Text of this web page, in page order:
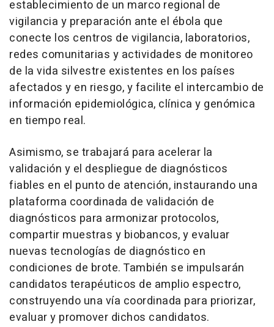
establecimiento de un marco regional de
vigilancia y preparación ante el ébola que
conecte los centros de vigilancia, laboratorios,
redes comunitarias y actividades de monitoreo
de la vida silvestre existentes en los países
afectados y en riesgo, y facilite el intercambio de
información epidemiológica, clínica y genómica
en tiempo real.
Asimismo, se trabajará para acelerar la
validación y el despliegue de diagnósticos
fiables en el punto de atención, instaurando una
plataforma coordinada de validación de
diagnósticos para armonizar protocolos,
compartir muestras y biobancos, y evaluar
nuevas tecnologías de diagnóstico en
condiciones de brote. También se impulsarán
candidatos terapéuticos de amplio espectro,
construyendo una vía coordinada para priorizar,
evaluar y promover dichos candidatos.